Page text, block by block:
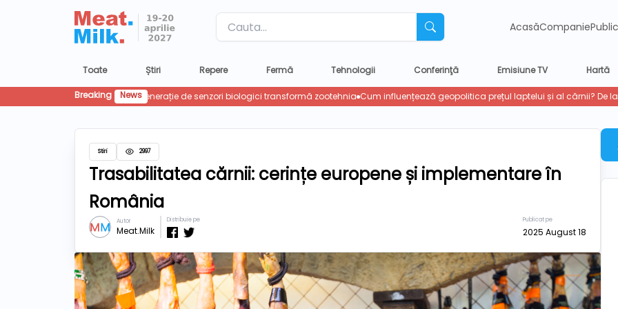
Label AcasăCompanie
Toate Știri Repere Fermă Tehnologii Conferinţă Emisiune TV Hartă
Breaking News
Stiri 2997
Trasabilitatea cărnii: cerințe europene și implementare în
România
Autor
Meat.Milk
Distribuie pe Publicat pe
2025 August 18